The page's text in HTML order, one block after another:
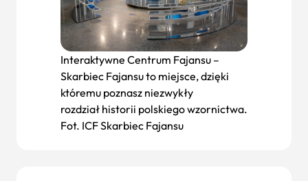
Interaktywne Centrum Fajansu –
Skarbiec Fajansu to miejsce, dzięki
któremu poznasz niezwykły
rozdział historii polskiego wzornictwa.
Fot. ICF Skarbiec Fajansu